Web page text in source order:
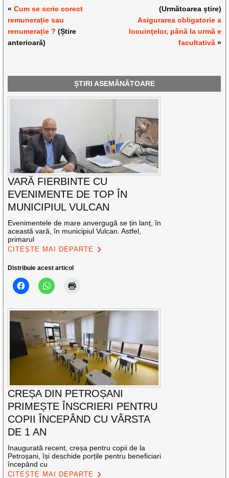
«Cum se scrie corect
remunerație sau
renumerație ? (Știre
anterioară)
(Următoarea știre)
Asigurarea obligatorie a
locuinţelor, până la urmă e
facultativă»
ȘTIRI ASEMĂNĂTOARE
VARĂ FIERBINTE CU
EVENIMENTE DE TOP ÎN
MUNICIPIUL VULCAN
Evenimentele de mare anvergugă se țin lanț, în
această vară, în municipiul Vulcan. Astfel,
primarul
CITEȘTE MAI DEPARTE
Distribuie acest articol
CREȘA DIN PETROȘANI
PRIMEȘTE ÎNSCRIERI PENTRU
COPII ÎNCEPÂND CU VÂRSTA
DE 1 AN
Inaugurată recent, creșa pentru copii de la
Petroșani, își deschide porțile pentru beneficiari
începând cu
CITEȘTE MAI DEPARTE